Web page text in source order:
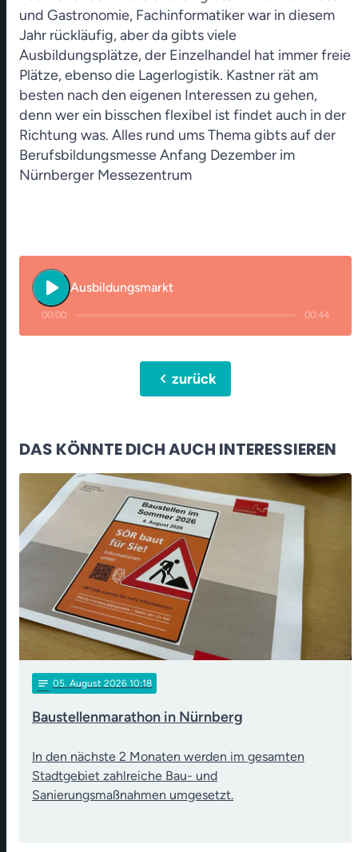
und Gastronomie, Fachinformatiker war in diesem
Jahr rückläufig, aber da gibts viele
Ausbildungsplätze, der Einzelhandel hat immer freie
Plätze, ebenso die Lagerlogistik. Kastner rät am
besten nach den eigenen Interessen zu gehen,
denn wer ein bisschen flexibel ist findet auch in der
Richtung was. Alles rund ums Thema gibts auf der
Berufsbildungsmesse Anfang Dezember im
Nürnberger Messezentrum
play_arrow Ausbildungsmarkt
00:00 00:44
chevron_leftzurück
DAS KÖNNTE DICH AUCH INTERESSIEREN
notes 05. August 2026 10:18
Baustellenmarathon in Nürnberg
In den nächste 2 Monaten werden im gesamten
Stadtgebiet zahlreiche Bau- und
Sanierungsmaßnahmen umgesetzt.